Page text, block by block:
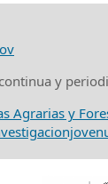
y
Agrarias y